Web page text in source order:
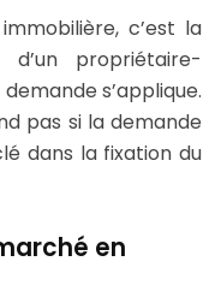
c’est la
propriétaire-
s’applique.
pas si la demande
dans la fixation du
en